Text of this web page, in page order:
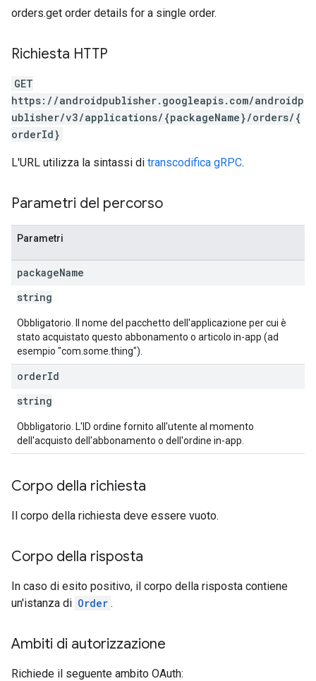
orders.get order details for a single order.
Richiesta HTTP
GET
https://androidpublisher.googleapis.com/androidp
ublisher/v3/applications/{packageName}/orders/{
orderId}
L'URL utilizza la sintassi di transcodifica gRPC.
Parametri del percorso
Parametri
packageName
string
Obbligatorio. Il nome del pacchetto dell'applicazione per cui è
stato acquistato questo abbonamento o articolo in-app (ad
esempio "com.some.thing").
orderId
string
Obbligatorio. L'ID ordine fornito all'utente al momento
dell'acquisto dell'abbonamento o dell'ordine in-app.
Corpo della richiesta
Il corpo della richiesta deve essere vuoto.
Corpo della risposta
In caso di esito positivo, il corpo della risposta contiene
un'istanza di Order .
Ambiti di autorizzazione
Richiede il seguente ambito OAuth: